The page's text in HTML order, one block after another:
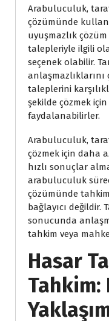
Arabuluculuk,
çözümünde
uyuşmazlık
talepleriyle ilgili
seçenek olabilir.
anlaşmazlıklarını
taleplerini
şekilde çözmek
faydalanabilirler.
Arabuluculuk,
çözmek için daha
hızlı sonuçlar
arabuluculuk
çözümünde
bağlayıcı
sonucunda
tahkim veya
Hasar